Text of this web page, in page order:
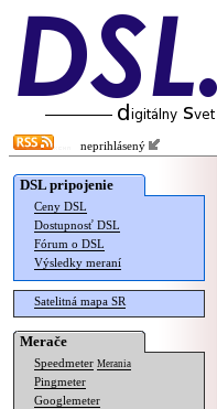
neprihlásený
DSL pripojenie
Ceny DSL
Dostupnosť DSL
Fórum o DSL
Výsledky meraní
Satelitná mapa SR
Merače
Speedmeter Merania
Pingmeter
Googlemeter